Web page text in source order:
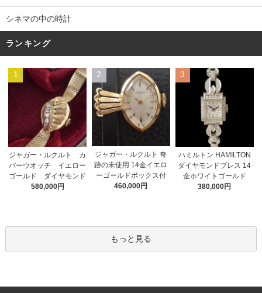
シネマの中の時計
ランキング
1
ジャガー・ルクルト カ
バーウオッチ イエロー
ゴールド ダイヤモンド
580,000円
2
ジャガー・ルクルト 奇
跡の未使用 14金イエロ
ーゴールドボックス付
460,000円
3
ハミルトン HAMILTON
ダイヤモンドブレス 14
金ホワイトゴールド
380,000円
もっと見る